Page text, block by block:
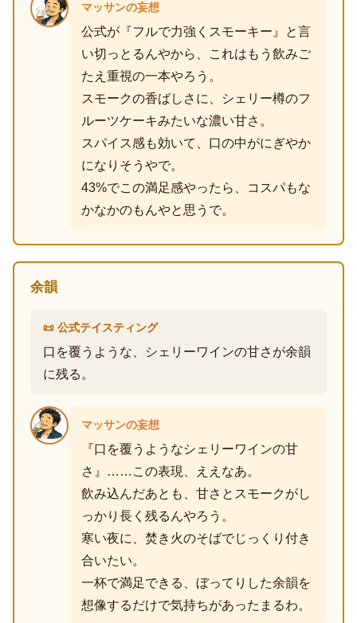
マッサンの妄想
公式が『フルで力強くスモーキー』と言
い切っとるんやから、これはもう飲みご
たえ重視の一本やろう。
スモークの香ばしさに、シェリー樽のフ
ルーツケーキみたいな濃い甘さ。
スパイス感も効いて、口の中がにぎやか
になりそうやで。
43%でこの満足感やったら、コスパもな
かなかのもんやと思うで。
余韻
📜 公式テイスティング
口を覆うような、シェリーワインの甘さが余韻
に残る。
マッサンの妄想
『口を覆うようなシェリーワインの甘
さ』……この表現、ええなあ。
飲み込んだあとも、甘さとスモークがし
っかり長く残るんやろう。
寒い夜に、焚き火のそばでじっくり付き
合いたい。
一杯で満足できる、ぼってりした余韻を
想像するだけで気持ちがあったまるわ。